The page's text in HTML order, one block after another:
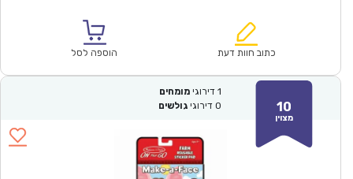
₪53.00.
הוא:
כתוב חוות דעת הוספה לסל
10
מצוין
1 דירוגי מומחים
0 דירוגי גולשים